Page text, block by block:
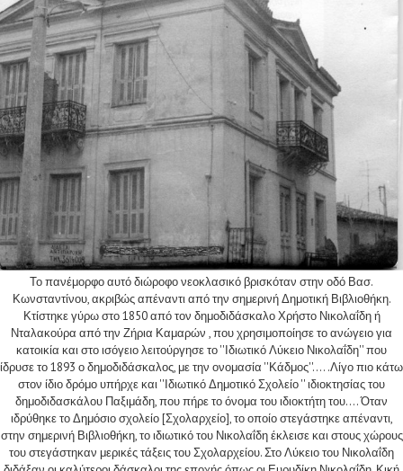
Το πανέμορφο αυτό διώροφο νεοκλασικό βρισκόταν στην οδό Βασ.
Κωνσταντίνου, ακριβώς απέναντι από την σημερινή Δημοτική Βιβλιοθήκη.
Κτίστηκε γύρω στο 1850 από τον δημοδιδάσκαλο Χρήστο Νικολαΐδη ή
Νταλακούρα από την Ζήρια Καμαρών , που χρησιμοποίησε το ανώγειο για
κατοικία και στο ισόγειο λειτούργησε το ''Ιδιωτικό Λύκειο Νικολαΐδη'' που
ίδρυσε το 1893 ο δημοδιδάσκαλος, με την ονομασία ''Κάδμος''.... .Λίγο πιο κάτω
στον ίδιο δρόμο υπήρχε και ''Ιδιωτικό Δημοτικό Σχολείο '' ιδιοκτησίας του
δημοδιδασκάλου Παξιμάδη, που πήρε το όνομα του ιδιοκτήτη του.... Όταν
ιδρύθηκε το Δημόσιο σχολείο [Σχολαρχείο], το οποίο στεγάστηκε απέναντι,
στην σημερινή Βιβλιοθήκη, το ιδιωτικό του Νικολαΐδη έκλεισε και στους χώρους
του στεγάστηκαν μερικές τάξεις του Σχολαρχείου. Στο Λύκειο του Νικολαΐδη